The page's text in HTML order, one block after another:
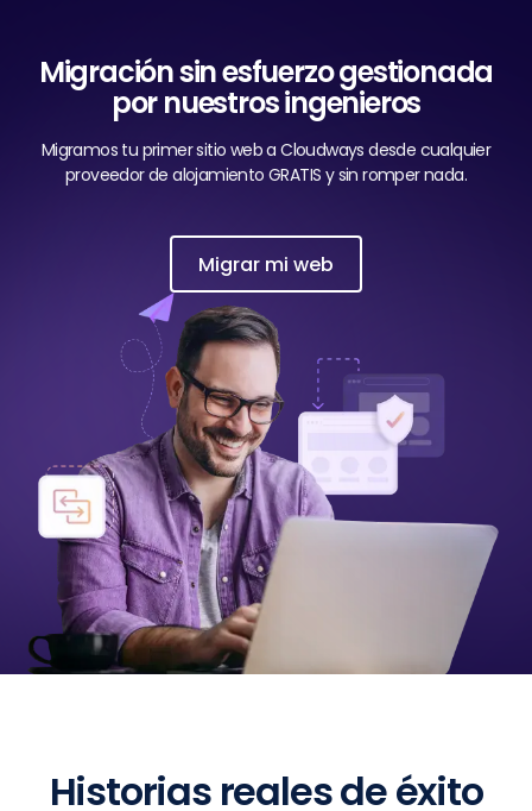
Migración sin esfuerzo gestionada
por nuestros ingenieros
Migramos tu primer sitio web a Cloudways desde cualquier
proveedor de alojamiento GRATIS y sin romper nada.
Migrar mi web
Historias reales de éxito